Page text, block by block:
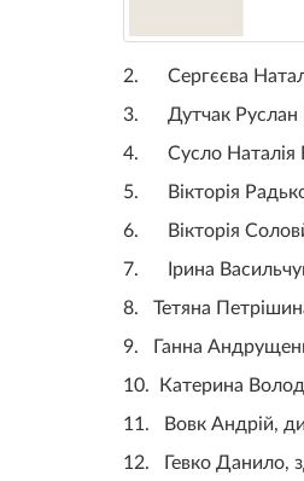
2. Сергєєва
3. Дутчак Руслан
4. Сусло Наталія
5. Вікторія
6. Вікторія
7. Ірина
8. Тетяна
9. Ганна
10. Катерина
11. Вовк Андрій,
12. Гевко Данило,